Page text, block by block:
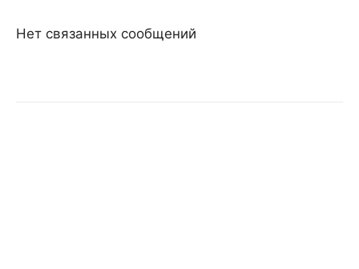
Нет связанных сообщений